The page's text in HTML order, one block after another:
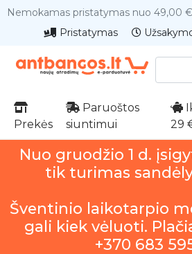
Nemokamas pristatymas nuo 49,00 €
Pristatymas
Prekės
Paruoštos
siuntimui
29
Nuo gruodžio 1 d.
tik turimas
Šventinio laikotarpio
gali kiek vėluoti.
+370 683